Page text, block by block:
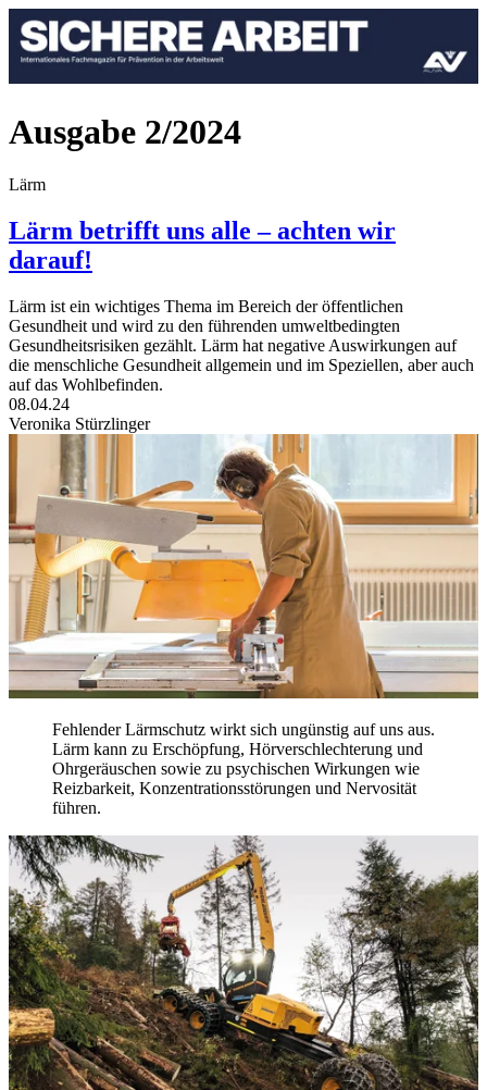
Ausgabe 2/2024
Lärm
Lärm betrifft uns alle – achten wir
darauf!
Lärm ist ein wichtiges Thema im Bereich der öffentlichen
Gesundheit und wird zu den führenden umweltbedingten
Gesundheitsrisiken gezählt. Lärm hat negative Auswirkungen auf
die menschliche Gesundheit allgemein und im Speziellen, aber auch
auf das Wohlbefinden.
08.04.24
Veronika Stürzlinger
Fehlender Lärmschutz wirkt sich ungünstig auf uns aus.
Lärm kann zu Erschöpfung, Hör­verschlechterung und
Ohr­geräuschen sowie zu psy­chischen Wirkungen wie
Reiz­barkeit, Konzentrations­störungen und Nervosität
führen.